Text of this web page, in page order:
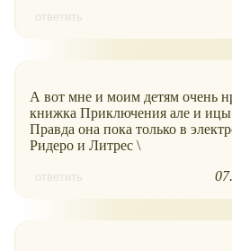
ответить
А вот мне и моим детям очень
книжка Приключения але и ицы
Правда она пока только в
Ридеро и Литрес \
ответить